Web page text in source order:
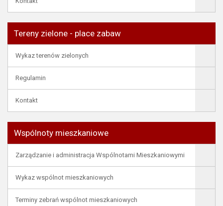
Tereny zielone - place zabaw
Wykaz terenów zielonych
Regulamin
Kontakt
Wspólnoty mieszkaniowe
Zarządzanie i administracja Wspólnotami Mieszkaniowymi
Wykaz wspólnot mieszkaniowych
Terminy zebrań wspólnot mieszkaniowych